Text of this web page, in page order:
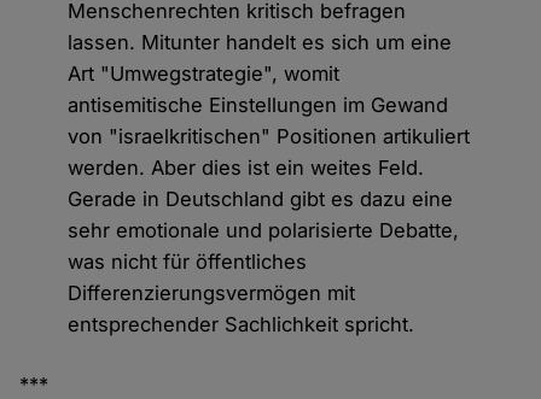
Menschenrechten kritisch befragen
lassen. Mitunter handelt es sich um eine
Art "Umwegstrategie", womit
antisemitische Einstellungen im Gewand
von "israelkritischen" Positionen artikuliert
werden. Aber dies ist ein weites Feld.
Gerade in Deutschland gibt es dazu eine
sehr emotionale und polarisierte Debatte,
was nicht für öffentliches
Differenzierungsvermögen mit
entsprechender Sachlichkeit spricht.
***